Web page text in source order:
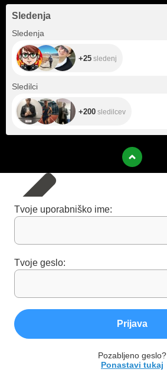
Sledenja
Sledenja
+25 sledenj
Sledilci
+200 sledilcev
Tvoje uporabniško ime:
Tvoje geslo:
Prijava
Pozabljeno geslo?
Ponastavi tukaj